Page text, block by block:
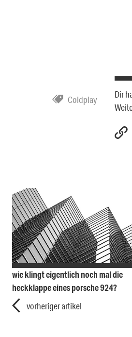
Coldplay
Dir
wie klingt eigentlich noch mal die
heckklappe eines porsche 924?
vorheriger artikel